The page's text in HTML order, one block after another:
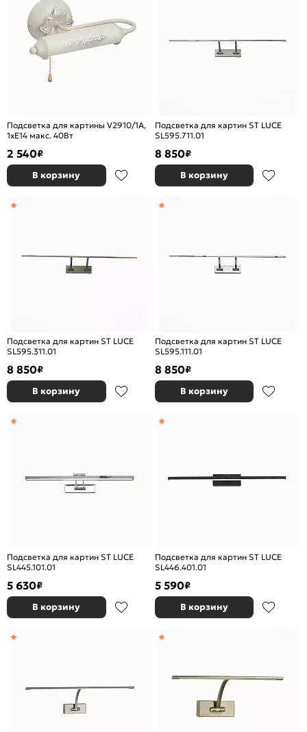
Подсветка для картины V2910/1A,
1хE14 макс. 40Вт
2 540₽
В корзину
Подсветка для картин ST LUCE
SL595.711.01
8 850₽
В корзину
Подсветка для картин ST LUCE
SL595.311.01
8 850₽
В корзину
Подсветка для картин ST LUCE
SL595.111.01
8 850₽
В корзину
Подсветка для картин ST LUCE
SL445.101.01
5 630₽
В корзину
Подсветка для картин ST LUCE
SL446.401.01
5 590₽
В корзину